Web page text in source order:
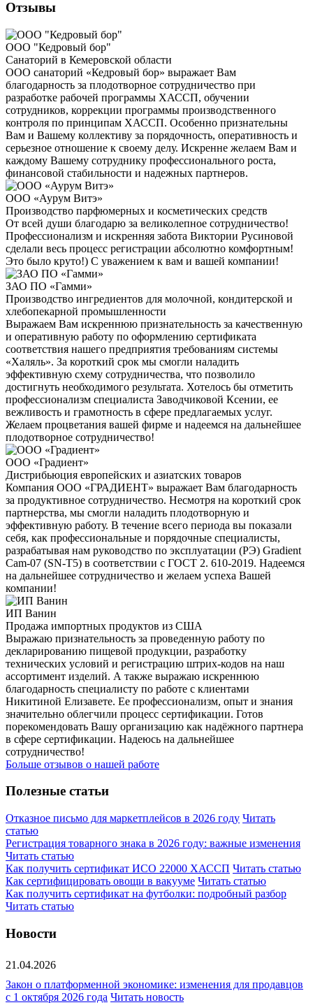
Отзывы
ООО "Кедровый бор"
Санаторий в Кемеровской области
ООО санаторий «Кедровый бор» выражает Вам
благодарность за плодотворное сотрудничество при
разработке рабочей программы ХАССП, обучении
сотрудников, коррекции программы производственного
контроля по принципам ХАССП. Особенно признательны
Вам и Вашему коллективу за порядочность, оперативность и
серьезное отношение к своему делу. Искренне желаем Вам и
каждому Вашему сотруднику профессионального роста,
финансовой стабильности и надежных партнеров.
ООО «Аурум Витэ»
Производство парфюмерных и косметических средств
От всей души благодарю за великолепное сотрудничество!
Профессионализм и искренняя забота Виктории Русиновой
сделали весь процесс регистрации абсолютно комфортным!
Это было круто!) С уважением к вам и вашей компании!
ЗАО ПО «Гамми»
Производство ингредиентов для молочной, кондитерской и
хлебопекарной промышленности
Выражаем Вам искреннюю признательность за качественную
и оперативную работу по оформлению сертификата
соответствия нашего предприятия требованиям системы
«Халяль». За короткий срок мы смогли наладить
эффективную схему сотрудничества, что позволило
достигнуть необходимого результата. Хотелось бы отметить
профессионализм специалиста Заводчиковой Ксении, ее
вежливость и грамотность в сфере предлагаемых услуг.
Желаем процветания вашей фирме и надеемся на дальнейшее
плодотворное сотрудничество!
ООО «Градиент»
Дистрибьюция европейских и азиатских товаров
Компания ООО «ГРАДИЕНТ» выражает Вам благодарность
за продуктивное сотрудничество. Несмотря на короткий срок
партнерства, мы смогли наладить плодотворную и
эффективную работу. В течение всего периода вы показали
себя, как профессиональные и порядочные специалисты,
разрабатывая нам руководство по эксплуатации (РЭ) Gradient
Cam-07 (SN-T5) в соответствии с ГОСТ 2. 610-2019. Надеемся
на дальнейшее сотрудничество и желаем успеха Вашей
компании!
ИП Ванин
Продажа импортных продуктов из США
Выражаю признательность за проведенную работу по
декларированию пищевой продукции, разработку
технических условий и регистрацию штрих-кодов на наш
ассортимент изделий. А также выражаю искреннюю
благодарность специалисту по работе с клиентами
Никитиной Елизавете. Ее профессионализм, опыт и знания
значительно облегчили процесс сертификации. Готов
порекомендовать Вашу организацию как надёжного партнера
в сфере сертификации. Надеюсь на дальнейшее
сотрудничество!
Больше отзывов о нашей работе
Полезные статьи
Отказное письмо для маркетплейсов в 2026 году Читать
статью
Регистрация товарного знака в 2026 году: важные изменения
Читать статью
Как получить сертификат ИСО 22000 ХАССП Читать статью
Как сертифицировать овощи в вакууме Читать статью
Как получить сертификат на футболки: подробный разбор
Читать статью
Новости
21.04.2026
Закон о платформенной экономике: изменения для продавцов
с 1 октября 2026 года Читать новость